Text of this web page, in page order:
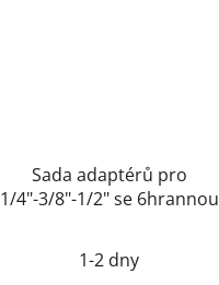
Sada adaptérů pro
1/4"-3/8"-1/2" se 6hrannou
1-2 dny